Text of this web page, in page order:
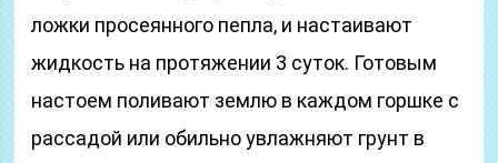
ложки просеянного пепла, и настаивают
жидкость на протяжении 3 суток. Готовым
настоем поливают землю в каждом горшке с
рассадой или обильно увлажняют грунт в